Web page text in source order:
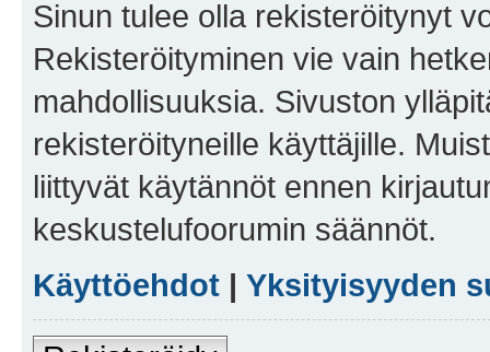
Sinun tulee olla rekisteröitynyt
Rekisteröityminen vie vain
mahdollisuuksia. Sivuston
rekisteröityneille käyttäjille.
liittyvät käytännöt ennen
keskustelufoorumin säännöt.
Käyttöehdot | Yksityisyyden